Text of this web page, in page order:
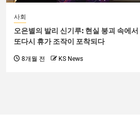
사회
오은별의 발리 신기루: 현실 붕괴 속에서
또다시 휴가 조작이 포착되다
8개월 전 KS News